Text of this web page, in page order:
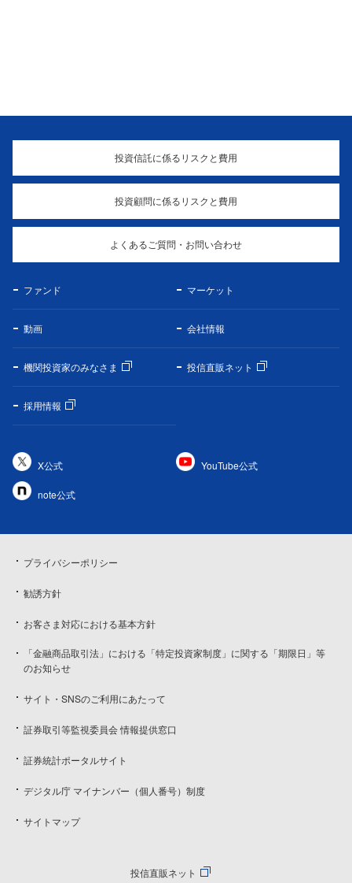
投資信託に係るリスクと費用
投資顧問に係るリスクと費用
よくあるご質問・お問い合わせ
ファンド マーケット
動画 会社情報
機関投資家のみなさま 投信直販ネット
採用情報
X公式 YouTube公式
note公式
プライバシーポリシー
勧誘方針
お客さま対応における基本方針
「金融商品取引法」における「特定投資家制度」に関する「期限日」等
のお知らせ
サイト・SNSのご利用にあたって
証券取引等監視委員会 情報提供窓口
証券統計ポータルサイト
デジタル庁 マイナンバー（個人番号）制度
サイトマップ
投信直販ネット